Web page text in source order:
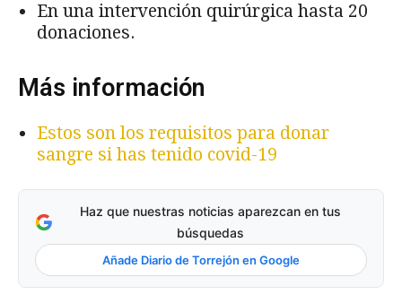
En una intervención quirúrgica hasta 20
donaciones.
Más información
Estos son los requisitos para donar
sangre si has tenido covid-19
Haz que nuestras noticias aparezcan en tus
búsquedas
Añade Diario de Torrejón en Google